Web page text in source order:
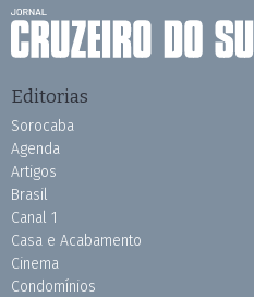
Editorias
Sorocaba
Agenda
Artigos
Brasil
Canal 1
Casa e Acabamento
Cinema
Condomínios